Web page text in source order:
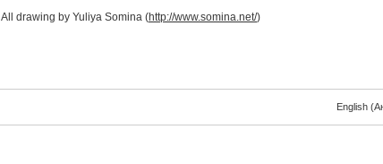
All drawing by Yuliya Somina (http://www.somina.net/)
English (